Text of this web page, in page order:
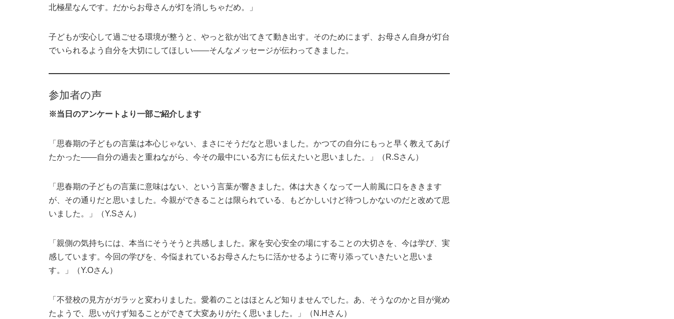
北極星なんです。だからお母さんが灯を消しちゃだめ。」
子どもが安心して過ごせる環境が整うと、やっと欲が出てきて動き出す。そのためにまず、お母さん自身が灯台
でいられるよう自分を大切にしてほしい——そんなメッセージが伝わってきました。
参加者の声
※当日のアンケートより一部ご紹介します
「思春期の子どもの言葉は本心じゃない、まさにそうだなと思いました。かつての自分にもっと早く教えてあげ
たかった——自分の過去と重ねながら、今その最中にいる方にも伝えたいと思いました。」（R.Sさん）
「思春期の子どもの言葉に意味はない、という言葉が響きました。体は大きくなって一人前風に口をききます
が、その通りだと思いました。今親ができることは限られている、もどかしいけど待つしかないのだと改めて思
いました。」（Y.Sさん）
「親側の気持ちには、本当にそうそうと共感しました。家を安心安全の場にすることの大切さを、今は学び、実
感しています。今回の学びを、今悩まれているお母さんたちに活かせるように寄り添っていきたいと思いま
す。」（Y.Oさん）
「不登校の見方がガラッと変わりました。愛着のことはほとんど知りませんでした。あ、そうなのかと目が覚め
たようで、思いがけず知ることができて大変ありがたく思いました。」（N.Hさん）